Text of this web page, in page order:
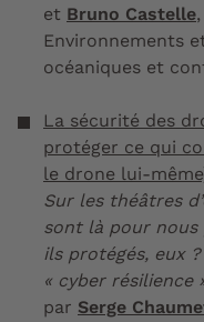
et Bruno Castelle
Environnements
océaniques et
La sécurité des
protéger ce qui
le drone lui-
Sur les théâtres
sont là pour
ils protégés, eux
« cyber résilience
par Serge